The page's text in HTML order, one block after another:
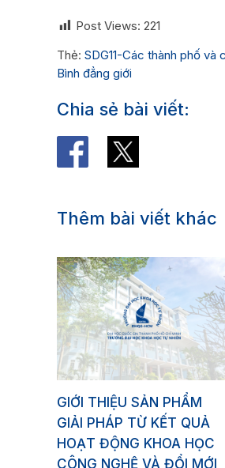
Post Views: 221
Thẻ: SDG11-Các thành phố
Bình đẳng giới
Chia sẻ bài viết:
Thêm bài viết khác
GIỚI THIỆU SẢN PHẨM
GIẢI PHÁP TỪ KẾT QUẢ
HOẠT ĐỘNG KHOA HỌC
CÔNG NGHỆ VÀ ĐỔI MỚI